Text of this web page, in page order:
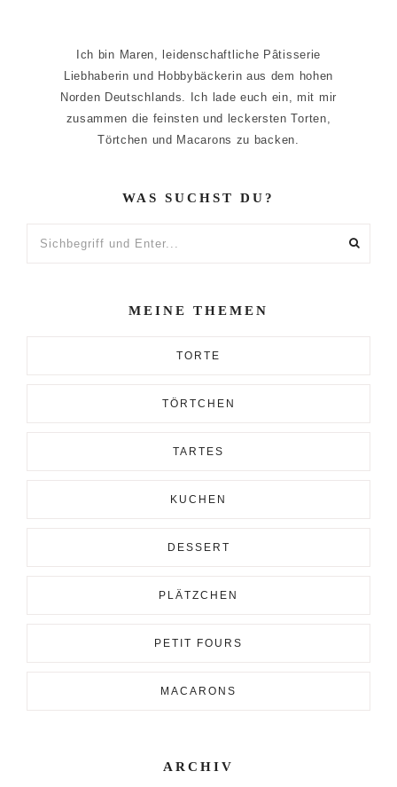
Ich bin Maren, leidenschaftliche Pâtisserie
Liebhaberin und Hobbybäckerin aus dem hohen
Norden Deutschlands. Ich lade euch ein, mit mir
zusammen die feinsten und leckersten Torten,
Törtchen und Macarons zu backen.
WAS SUCHST DU?
MEINE THEMEN
TORTE
TÖRTCHEN
TARTES
KUCHEN
DESSERT
PLÄTZCHEN
PETIT FOURS
MACARONS
ARCHIV